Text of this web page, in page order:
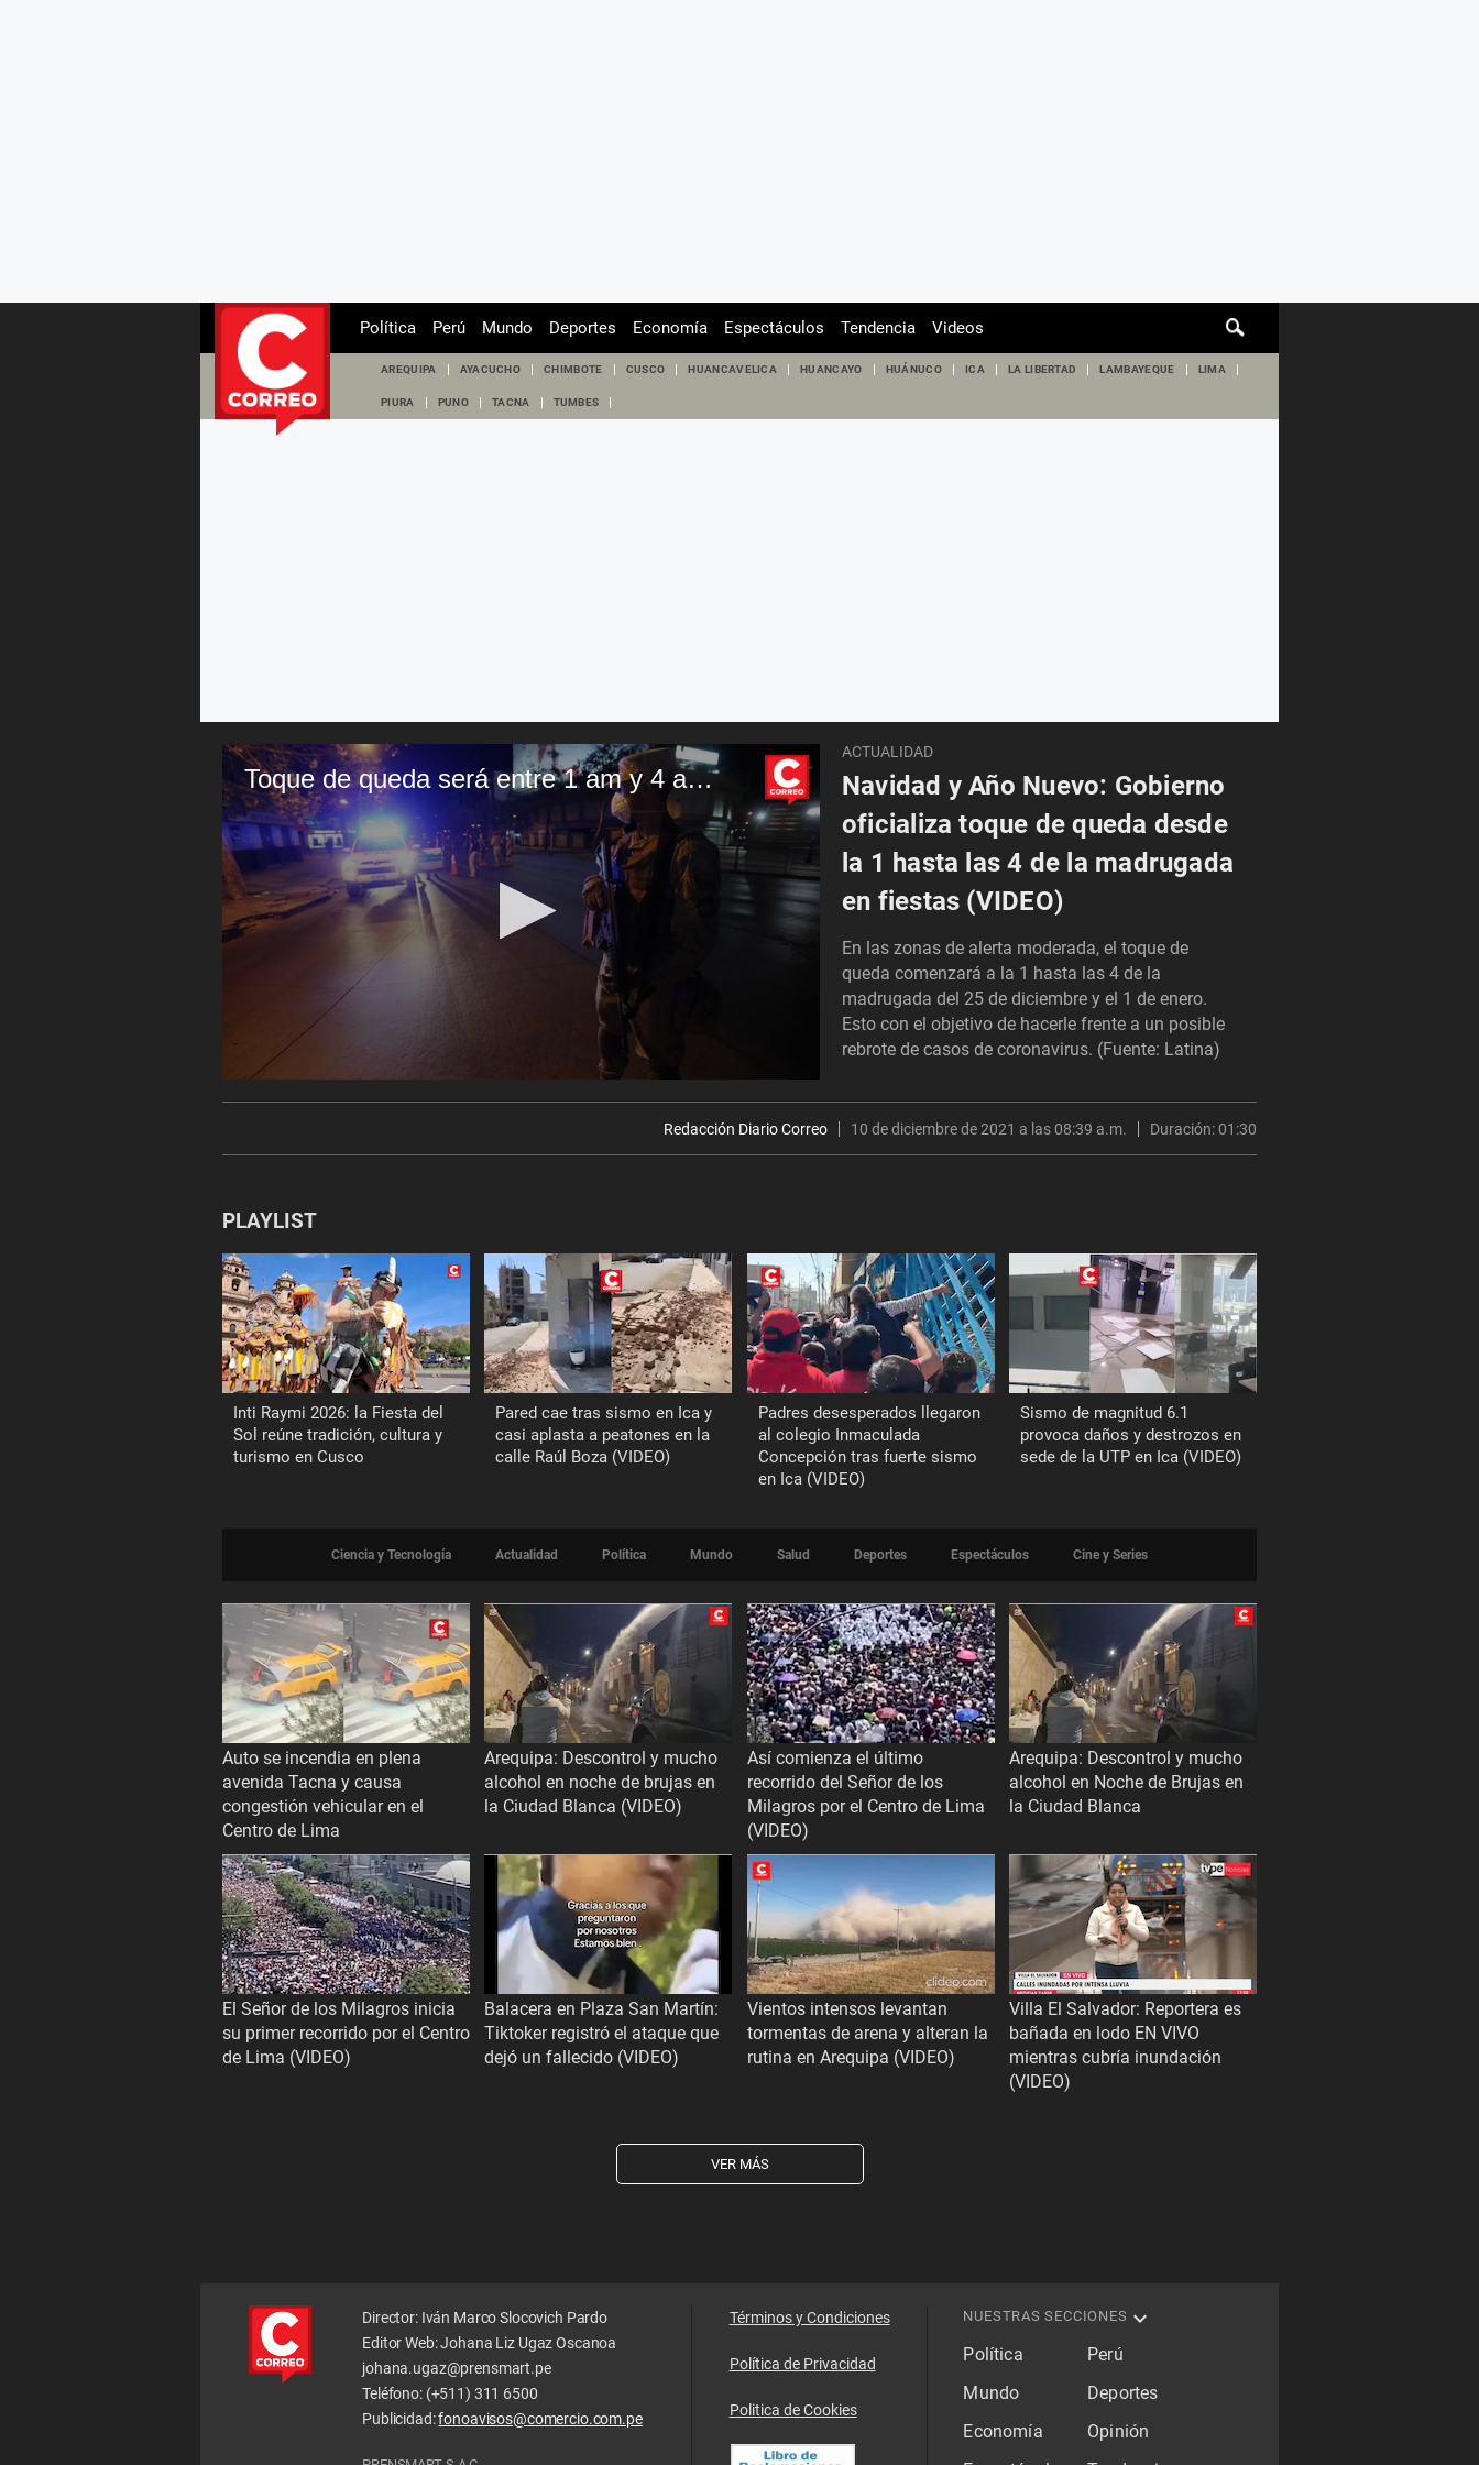
de
Política Perú Mundo Deportes Economía Espectáculos Tendencia Videos
AREQUIPA AYACUCHO CHIMBOTE CUSCO HUANCAVELICA HUANCAYO HUÁNUCO ICA LA LIBERTAD LAMBAYEQUE LIMA
PIURA PUNO TACNA TUMBES
Toque de queda será entre 1 am y 4 am en Navidad y Año Nuevo
seconds
secondsVolume
ACTUALIDAD
Navidad y Año Nuevo: Gobierno
oficializa toque de queda desde
la 1 hasta las 4 de la madrugada
en fiestas (VIDEO)
En las zonas de alerta moderada, el toque de
queda comenzará a la 1 hasta las 4 de la
madrugada del 25 de diciembre y el 1 de enero.
Esto con el objetivo de hacerle frente a un posible
rebrote de casos de coronavirus. (Fuente: Latina)
Redacción Diario Correo 10 de diciembre de 2021 a las 08:39 a.m. Duración:01:30
PLAYLIST
Inti Raymi 2026: la Fiesta del
Sol reúne tradición, cultura y
turismo en Cusco
Pared cae tras sismo en Ica y
casi aplasta a peatones en la
calle Raúl Boza (VIDEO)
Padres desesperados llegaron
al colegio Inmaculada
Concepción tras fuerte sismo
en Ica (VIDEO)
Sismo de magnitud 6.1
provoca daños y destrozos en
sede de la UTP en Ica (VIDEO)
Ciencia y Tecnología Actualidad Política Mundo Salud Deportes Espectáculos Cine y Series
Auto se incendia en plena
avenida Tacna y causa
congestión vehicular en el
Centro de Lima
Arequipa: Descontrol y mucho
alcohol en noche de brujas en
la Ciudad Blanca (VIDEO)
Así comienza el último
recorrido del Señor de los
Milagros por el Centro de Lima
(VIDEO)
Arequipa: Descontrol y mucho
alcohol en Noche de Brujas en
la Ciudad Blanca
El Señor de los Milagros inicia
su primer recorrido por el Centro
de Lima (VIDEO)
Balacera en Plaza San Martín:
Tiktoker registró el ataque que
dejó un fallecido (VIDEO)
Vientos intensos levantan
tormentas de arena y alteran la
rutina en Arequipa (VIDEO)
Villa El Salvador: Reportera es
bañada en lodo EN VIVO
mientras cubría inundación
(VIDEO)
VER MÁS
Director: Iván Marco Slocovich Pardo
Editor Web: Johana Liz Ugaz Oscanoa
johana.ugaz@prensmart.pe
Teléfono: (+511) 311 6500
Publicidad:fonoavisos@comercio.com.pe
Términos y Condiciones
Política de Privacidad
Politica de Cookies
NUESTRAS SECCIONES
Política
Perú
Mundo
Deportes
Economía
Opinión